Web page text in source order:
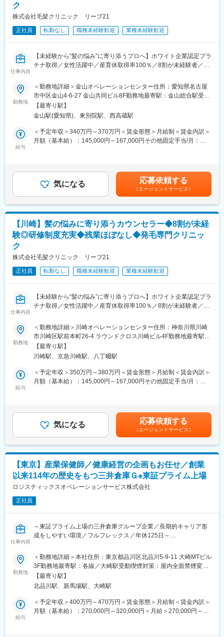
現場には児童指導員の任用資格を有した専門スタッフ(保育士、公
チームで協力しながら業務を進めています。風通しが良く、心理
■業務の魅力
資格取得支援や研修制度が充実しており、正規職員として働きな
産休・育休取得率100％、年間休日120日で、ワークライフバラン
スも大切にできます。
年2回のキャリア面談を通じて、経験や希望に応じて多様なキャリ
アパスが選択可能です。
■企業の特徴/魅力
当法人は福祉業界で多様な事業展開を行い、長期的な成長支援と
変更の範囲：会社の定める業務
ク
株式会社毛髪クリニック リーブ21
正社員 転勤なし 職種未経験歓迎 業種未経験歓迎
仕事内容
【未経験から“髪の悩み”に寄り添うプロへ】ホワイト企業認定プラ
チナ取得／女性活躍中／産育休取得率100％／8割が未経験者／完
毛髪クリニックリーブ21は、独自の技術とアプローチで育毛・発
毛サービスを提供する専門クリニック。
お客様の悩みに寄り添い、発毛施術とカウンセリングを通じてサ
ポートする【カウンセラー職】を募集します。
【この仕事のポイント】
■未経験からスタートOK！
■教育体制が充実！
・入社後はインストラクターによる研修からスタート。店舗配属
後もチーフやメンターがしっかりサポートしてくれるので、安心
・有給消化率は77％と高く、毎年リフレッシュ休暇として最大10
連休も可能！それとは別に1年に2回、4～5連休を取得するスタッ
フも多数。特別休暇5日間は好きなタイミングで取得でき、土日も
■発毛施術業務
ムでお客様を支えます。
■カウンセリング業務
提案。契約から施術・アフターケアまで一貫して担当します。
【研修・キャリアステップ】
入社後は2週間の技術研修からスタート。店舗でのOJTやカウンセ
す。
・年間休日114日／完全週休2日制＋特別休暇5日（好きなタイミ
ングで取得可能）
・有給消化率77％／毎年リフレッシュ休暇として最大10連休を取
・残業ほとんどなし（店舗によりますが基本的に残業が少なく、
週に1時間ほど）
【社員の声から見える“やりがい”】※社員アンケート一例
「お客様から『髪が生えてきた！ありがとう！』と言われた時、
心から嬉しい」
「皆で目標に向かって取り組める職場。感謝の言葉をいただける
瞬間が多く、誇りを持てる仕事」
「10連休が取れるなど、休みの取りやすさが最大の魅力！」
勤務地
＜勤務地詳細＞金山オペレーションセンター住所：愛知県名古屋
市中区金山4-6-27 金山共同ビル8F勤務地最寄駅：金山総合駅受動
喫煙対策：屋内全面禁煙変更の範囲：無
【最寄り駅】
金山駅(愛知県)、東別院駅、西高蔵駅
給与
＜予定年収＞340万円～370万円＜賃金形態＞月給制＜賃金内訳＞
月額（基本給）：145,000円～167,000円その他固定手当/月：
店舗スタッフ全員に賞与支給。・カウンセラー認定後3ヶ月毎の成
績評価：業績給10,000円⇒40,000円までUP・成績によりランク
が変動：役職手当80,000円⇒130,000円までUP賃金はあくまでも
目安の金額であり、選考を通じて上下する可能性があります。月
給(月額)は固定手当を含めた表記です。
気になる 応募依頼する
（エージェントサービス）
【川崎】髪の悩みに寄り添うカウンセラー◆8割が未経
験◎研修制度充実◆残業ほぼなし◆発毛専門クリニッ
ク
株式会社毛髪クリニック リーブ21
正社員 転勤なし 職種未経験歓迎 業種未経験歓迎
仕事内容
【未経験から“髪の悩み”に寄り添うプロへ】ホワイト企業認定プラ
チナ取得／女性活躍中／産育休取得率100％／8割が未経験者／完
毛髪クリニックリーブ21は、独自の技術とアプローチで育毛・発
毛サービスを提供する専門クリニック。
お客様の悩みに寄り添い、発毛施術とカウンセリングを通じてサ
ポートする【カウンセラー職】を募集します。
【この仕事のポイント】
■未経験からスタートOK！
■教育体制が充実！
・入社後はインストラクターによる研修からスタート。店舗配属
後もチーフやメンターがしっかりサポートしてくれるので、安心
・有給消化率は77％と高く、毎年リフレッシュ休暇として最大10
連休も可能！それとは別に1年に2回、4～5連休を取得するスタッ
フも多数。特別休暇5日間は好きなタイミングで取得でき、土日も
OK！
【仕事内容】
■発毛施術業務
合わせたトータルサポートを提供。カウンセラーと連携し、チー
ムでお客様を支えます。
頭皮チェックや生活習慣のヒアリングを通じて最適なプランをご
提案。契約から施術・アフターケアまで一貫して担当します。
【働く環境・制度】
15:00）
・年間休日114日／完全週休2日制＋特別休暇5日（好きなタイミ
勤務地
＜勤務地詳細＞川崎オペレーションセンター住所：神奈川県川崎
市川崎区駅前本町26-4 ラウンドクロス川崎ビル4F勤務地最寄駅：
JR線／川崎駅「東口」駅受動喫煙対策：屋内全面禁煙変更の範
囲：無
【最寄り駅】
川崎駅、京急川崎駅、八丁畷駅
給与
＜予定年収＞350万円～380万円＜賃金形態＞月給制＜賃金内訳＞
月額（基本給）：145,000円～167,000円その他固定手当/月：
店舗スタッフ全員に賞与支給。・カウンセラー認定後3ヶ月毎の成
績評価：業績給10,000円⇒40,000円までUP・成績によりランク
が変動：役職手当80,000円⇒130,000円までUP賃金はあくまでも
目安の金額であり、選考を通じて上下する可能性があります。月
給(月額)は固定手当を含めた表記です。
気になる 応募依頼する
（エージェントサービス）
【東京】産業保健師／健康経営の企画もお任せ／創業
以来114年の歴史をもつ三井倉庫Ｇ※東証プライム上場
ロジスティックスオペレーションサービス株式会社
正社員
仕事内容
～東証プライム上場の三井倉庫グループ企業／長期的キャリア形
成をしやすい環境／フルフレックス／年休125日～
■業務内容：
当社として初の保健師採用となります。当社初の保健師として、
健康管理室業務のお仕事と、健康経営に関する企画・実行をお任
せします。裁量を持ちながら働きたい方にはぴったりのポジショ
ンです。
■業務詳細：
"【健康管理室業務全般】
勤務地
＜勤務地詳細＞本社住所：東京都品川区北品川5-9-11 大崎MTビル
3F勤務地最寄駅：各線／大崎駅受動喫煙対策：屋内全面禁煙変更
の範囲：会社の定める事業所
【最寄り駅】
北品川駅、新馬場駅、大崎駅
給与
＜予定年収＞400万円～470万円＜賃金形態＞月給制＜賃金内訳＞
月額（基本給）：270,000円～320,000円＜月給＞270,000円～